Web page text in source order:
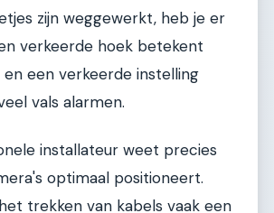
zijn weggewerkt, heb je er
verkeerde hoek betekent
een verkeerde instelling
vals alarmen.
installateur weet precies
optimaal positioneert.
trekken van kabels vaak een